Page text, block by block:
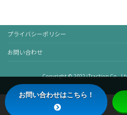
プライバシーポリシー
お問い合わせ
Copyright © 2022 iTraction Co.,
お問い合わせはこちら！